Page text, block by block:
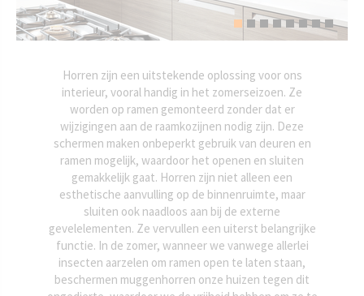
Horren zijn een uitstekende oplossing voor ons
interieur, vooral handig in het zomerseizoen. Ze
worden op ramen gemonteerd zonder dat er
wijzigingen aan de raamkozijnen nodig zijn. Deze
schermen maken onbeperkt gebruik van deuren en
ramen mogelijk, waardoor het openen en sluiten
gemakkelijk gaat. Horren zijn niet alleen een
esthetische aanvulling op de binnenruimte, maar
sluiten ook naadloos aan bij de externe
gevelelementen. Ze vervullen een uiterst belangrijke
functie. In de zomer, wanneer we vanwege allerlei
insecten aarzelen om ramen open te laten staan,
beschermen muggenhorren onze huizen tegen dit